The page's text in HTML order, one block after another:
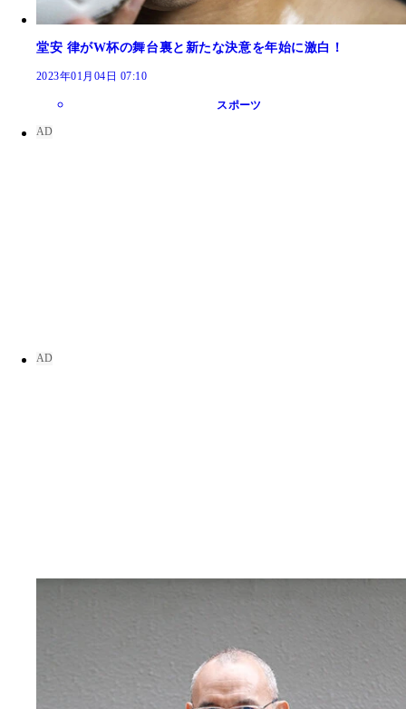
堂安 律がW杯の舞台裏と新たな決意を年始に激白！
2023年01月04日 07:10
スポーツ